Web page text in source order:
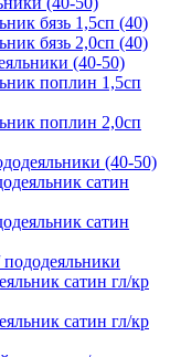
бязь 1,5сп (40)
бязь 2,0сп (40)
(40-50)
поплин 1,5сп
поплин 2,0сп
(40-50)
сатин
сатин
сатин гл/кр
сатин гл/кр